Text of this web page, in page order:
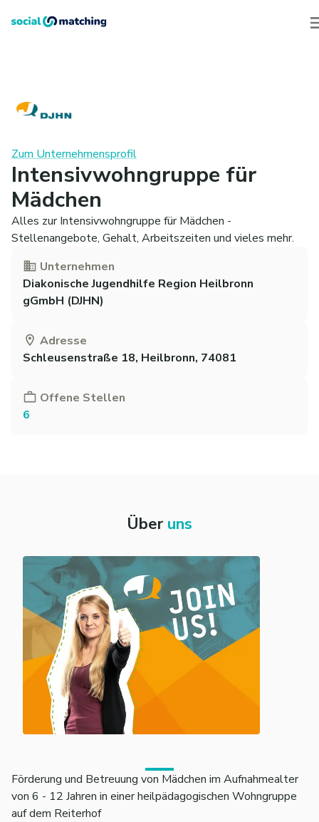
Zum Unternehmensprofil
Intensivwohngruppe für
Mädchen
Alles zur Intensivwohngruppe für Mädchen -
Stellenangebote, Gehalt, Arbeitszeiten und vieles mehr.
Unternehmen
Diakonische Jugendhilfe Region Heilbronn
gGmbH (DJHN)
Adresse
Schleusenstraße 18, Heilbronn, 74081
Offene Stellen
6
Über uns
Förderung und Betreuung von Mädchen im Aufnahmealter
von 6 - 12 Jahren in einer heilpädagogischen Wohngruppe
auf dem Reiterhof